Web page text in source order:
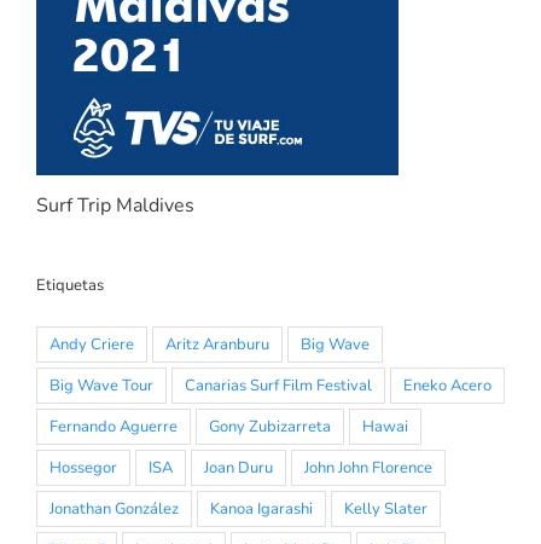
Surf Trip Maldives
Etiquetas
Andy Criere Aritz Aranburu
Big Wave
Big Wave Tour
Canarias Surf Film Festival
Eneko Acero
Fernando Aguerre
Gony Zubizarreta
Hawai
Hossegor
ISA Joan Duru
John John Florence
Jonathan González
Kanoa Igarashi
Kelly Slater